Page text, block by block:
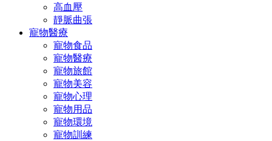
高血壓
靜脈曲張
寵物醫療
寵物食品
寵物醫療
寵物旅館
寵物美容
寵物心理
寵物用品
寵物環境
寵物訓練